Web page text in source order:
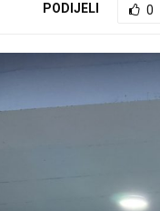
PODIJELI 0